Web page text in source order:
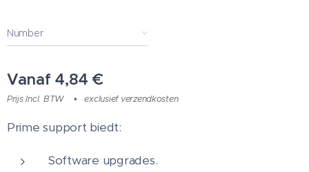
Number
Vanaf 4,84 €
Prijs Incl. BTW exclusief verzendkosten
Prime support biedt:
Software upgrades.